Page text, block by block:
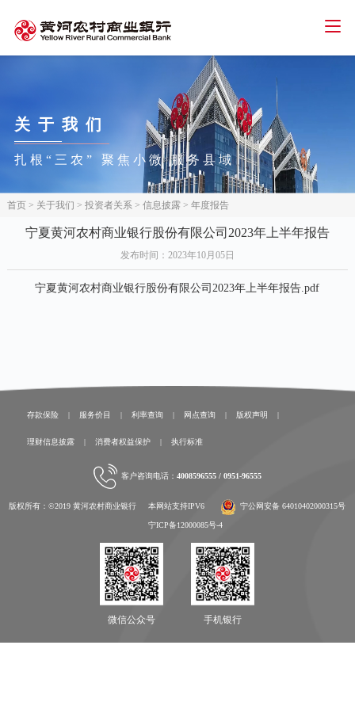
招标信息
个人金融
公司金融
网络金融
三农金融
关于我们
关于 我们
扎根“三农” 聚焦小微 服务县域
首页> 关于我们 > 投资者关系> 信息披露> 年度报告
宁夏黄河农村商业银行股份有限公司2023年上半年报告
发布时间 ：2023年10月05日
宁夏黄河农村商业银行股份有限公司2023年上半年报告.pdf
存款保险 | 服务价目 | 利率查询 | 网点查询 | 版权声明 |
理财信息披露 | 消费者权益保护 | 执行标准
客户咨询电话： 4008596555 / 0951-96555
版权所有：©2019 黄河农村商业银行 本网站支持IPV6 宁公网安备 64010402000315号
宁ICP备12000085号-4
微信公众号 手机银行